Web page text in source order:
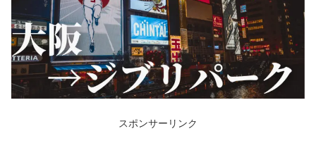
スポンサーリンク